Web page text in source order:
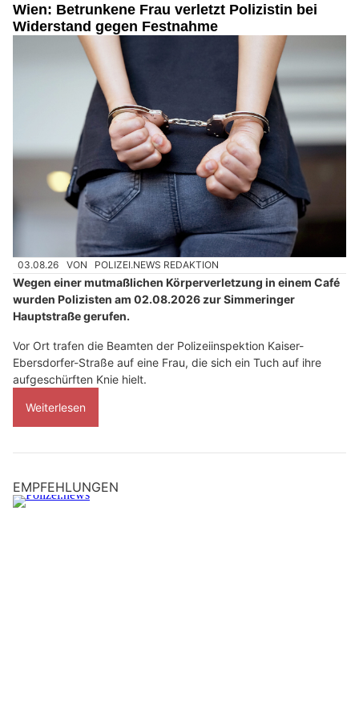
Wien: Betrunkene Frau verletzt Polizistin bei
Widerstand gegen Festnahme
03.08.26 VON POLIZEI.NEWS REDAKTION
Wegen einer mutmaßlichen Körperverletzung in einem Café
wurden Polizisten am 02.08.2026 zur Simmeringer
Hauptstraße gerufen.
Vor Ort trafen die Beamten der Polizeiinspektion Kaiser-
Ebersdorfer-Straße auf eine Frau, die sich ein Tuch auf ihre
aufgeschürften Knie hielt.
Weiterlesen
EMPFEHLUNGEN